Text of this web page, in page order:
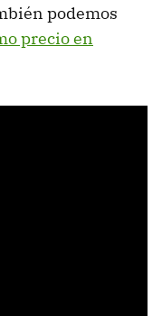
podemos
precio en